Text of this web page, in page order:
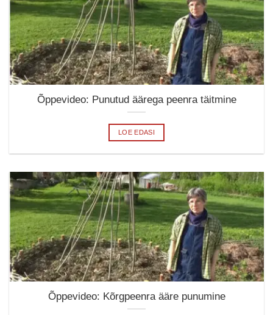
Õppevideo: Punutud äärega peenra täitmine
LOE EDASI
Õppevideo: Kõrgpeenra ääre punumine